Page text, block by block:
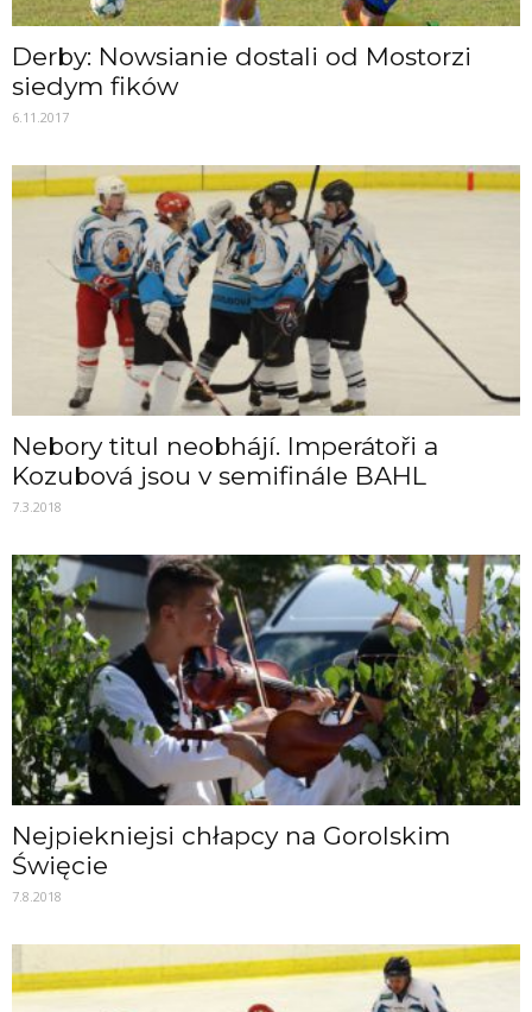
Derby: Nowsianie dostali od Mostorzi
siedym fików
6.11.2017
Nebory titul neobhájí. Imperátoři a
Kozubová jsou v semifinále BAHL
7.3.2018
Nejpiekniejsi chłapcy na Gorolskim
Święcie
7.8.2018